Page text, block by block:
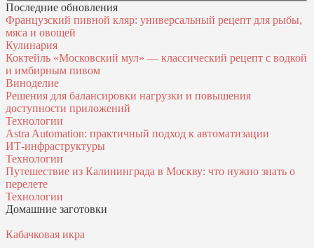
Последние обновления
Французский пивной кляр: универсальный рецепт для рыбы,
мяса и овощей
Кулинария
Коктейль «Московский мул» — классический рецепт с водкой
и имбирным пивом
Виноделие
Решения для балансировки нагрузки и повышения
доступности приложений
Технологии
Astra Automation: практичный подход к автоматизации
ИТ‑инфраструктуры
Технологии
Путешествие из Калининграда в Москву: что нужно знать о
перелете
Технологии
Домашние заготовки
Кабачковая икра